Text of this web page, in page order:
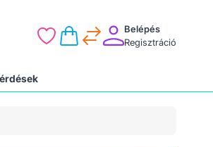
Belépés
Regisztráció